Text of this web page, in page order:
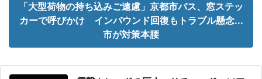
「大型荷物の持ち込みご遠慮」京都市バス、窓ステッ
カーで呼びかけ インバウンド回復もトラブル懸念...
市が対策本腰